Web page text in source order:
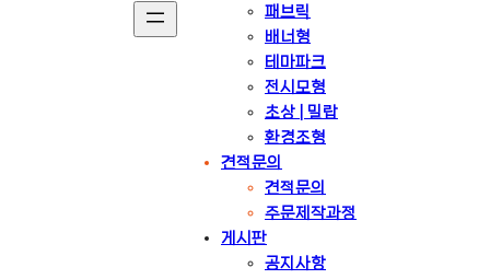
패브릭
배너형
테마파크
전시모형
초상 | 밀랍
환경조형
견적문의
견적문의
주문제작과정
게시판
공지사항